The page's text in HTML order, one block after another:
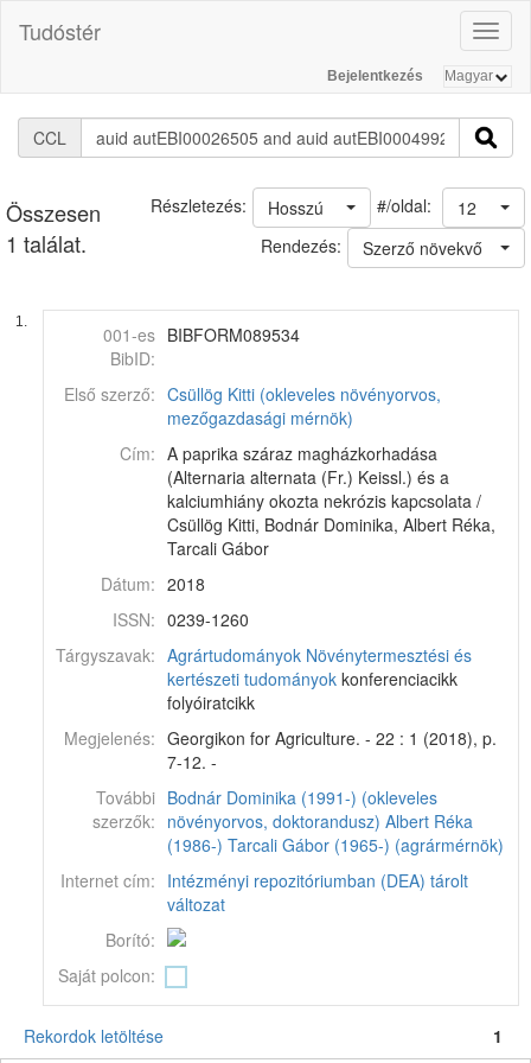
Tudóstér
Bejelentkezés
CCL
Összesen
1 találat.
#/oldal: 12
Hosszú
Részletezés:
Rendezés:
Szerző növekvő
1.
001-es
BibID:
BIBFORM089534
Első szerző: Csüllög Kitti (okleveles növényorvos,
mezőgazdasági mérnök)
Cím: A paprika száraz magházkorhadása
(Alternaria alternata (Fr.) Keissl.) és a
kalciumhiány okozta nekrózis kapcsolata /
Csüllög Kitti, Bodnár Dominika, Albert Réka,
Tarcali Gábor
Dátum: 2018
ISSN: 0239-1260
Tárgyszavak: Agrártudományok Növénytermesztési és
kertészeti tudományok konferenciacikk
folyóiratcikk
Megjelenés: Georgikon for Agriculture. - 22 : 1 (2018), p.
7-12. -
További
szerzők:
Bodnár Dominika (1991-) (okleveles
növényorvos, doktorandusz) Albert Réka
(1986-) Tarcali Gábor (1965-) (agrármérnök)
Internet cím: Intézményi repozitóriumban (DEA) tárolt
változat
Borító:
Saját polcon:
Rekordok letöltése 1